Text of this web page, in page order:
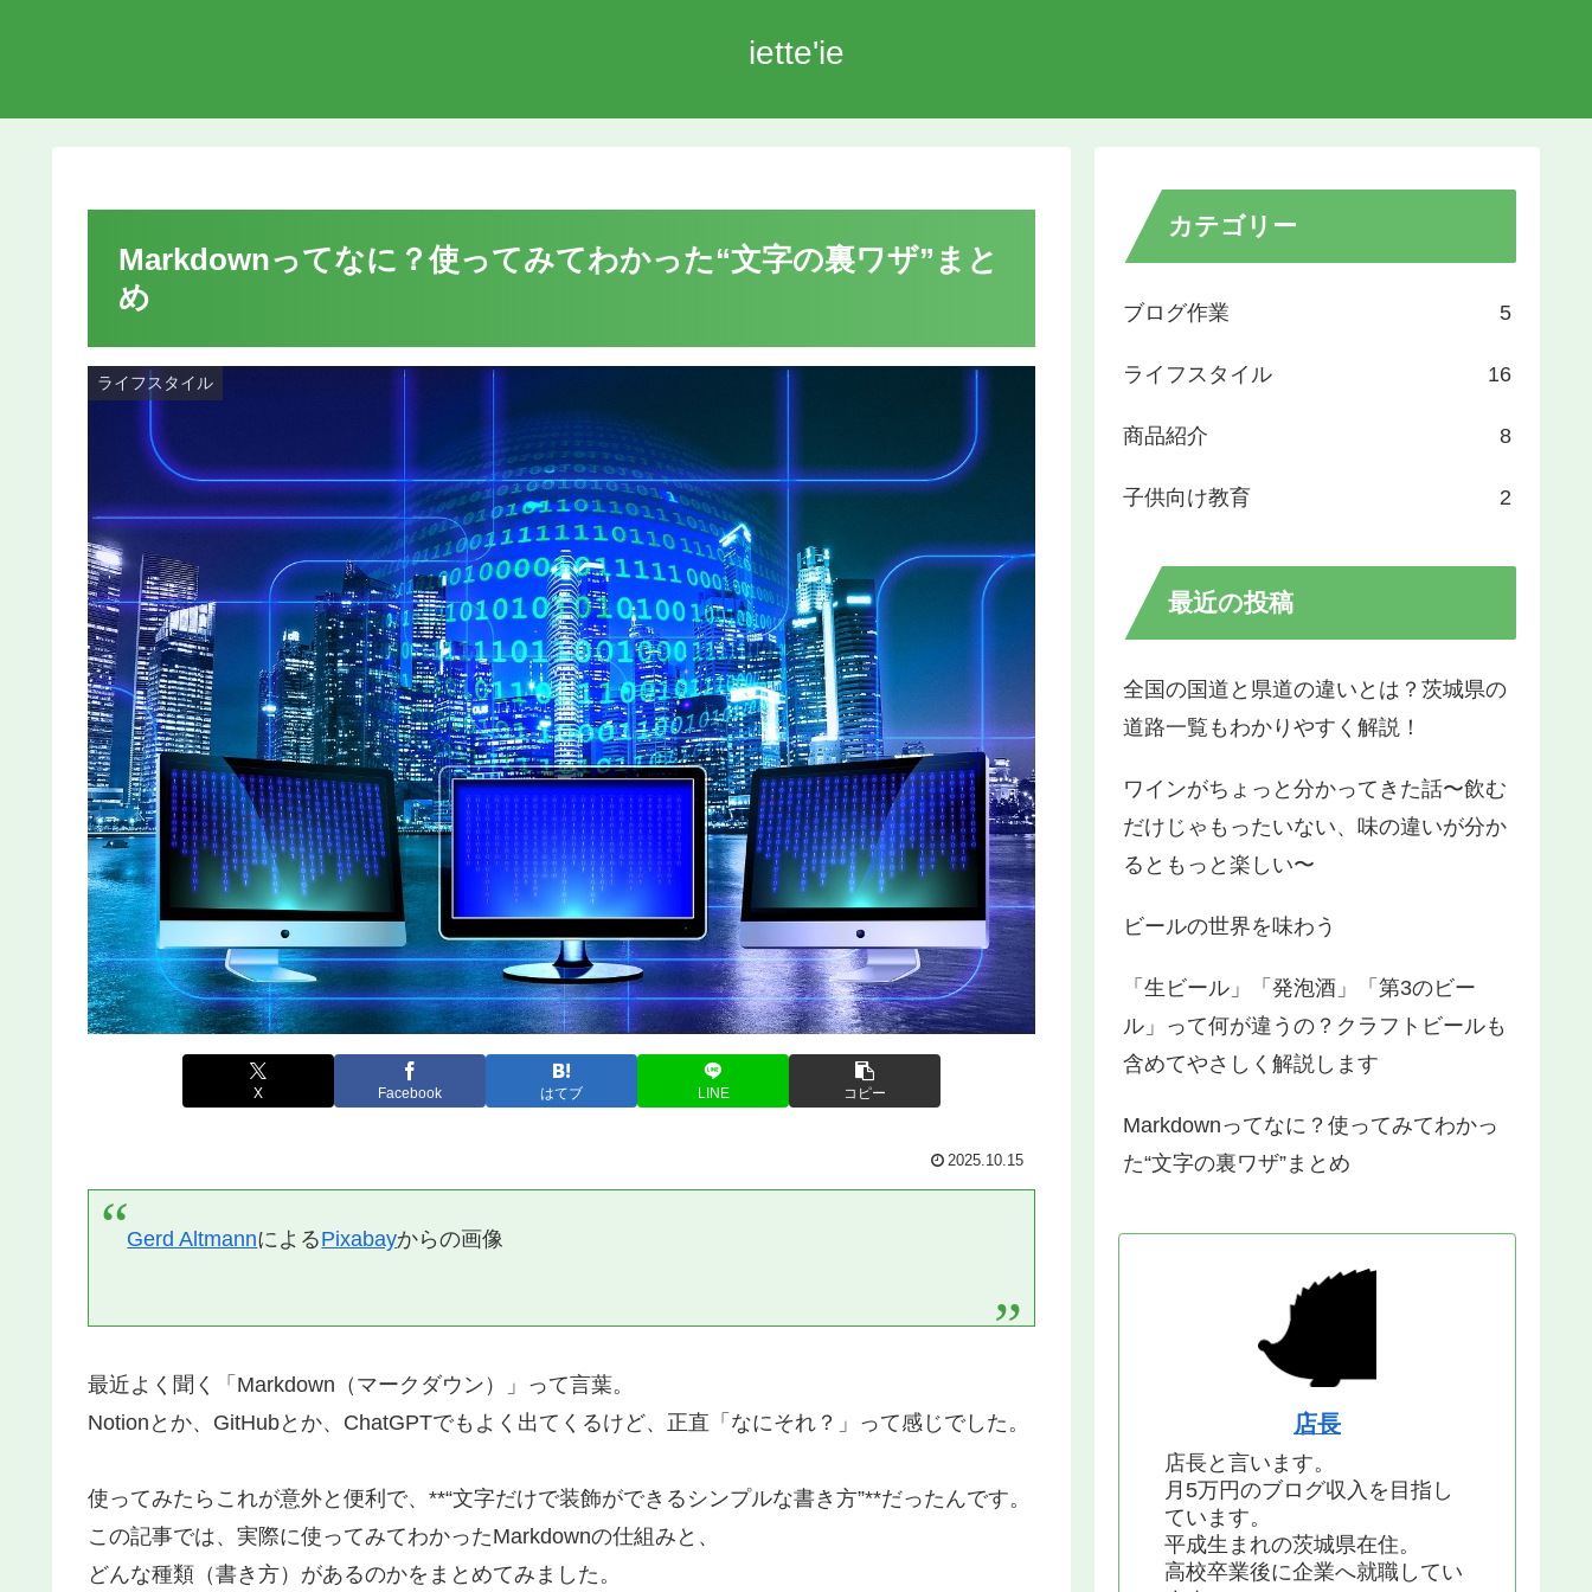
iette'ie
Markdownってなに？使ってみてわかった“文字の裏ワザ”まと
め
ライフスタイル
X Facebook はてブ LINE コピー
2025.10.15
Gerd AltmannによるPixabayからの画像
最近よく聞く「Markdown（マークダウン）」って言葉。
Notionとか、GitHubとか、ChatGPTでもよく出てくるけど、正直「なにそれ？」って感じでした。
使ってみたらこれが意外と便利で、**“文字だけで装飾ができるシンプルな書き方”**だったんです。
この記事では、実際に使ってみてわかったMarkdownの仕組みと、
どんな種類（書き方）があるのかをまとめてみました。
カテゴリー
ブログ作業 5
ライフスタイル 16
商品紹介 8
子供向け教育 2
最近の投稿
全国の国道と県道の違いとは？茨城県の
道路一覧もわかりやすく解説！
ワインがちょっと分かってきた話〜飲む
だけじゃもったいない、味の違いが分か
るともっと楽しい〜
ビールの世界を味わう
「生ビール」「発泡酒」「第3のビー
ル」って何が違うの？クラフトビールも
含めてやさしく解説します
Markdownってなに？使ってみてわかっ
た“文字の裏ワザ”まとめ
店長
店長と言います。
月5万円のブログ収入を目指し
ています。
平成生まれの茨城県在住。
高校卒業後に企業へ就職してい